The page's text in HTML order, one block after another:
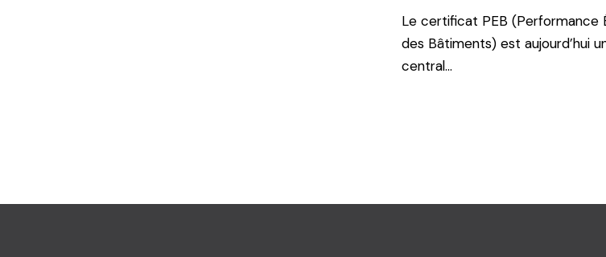
Le certificat PEB (Performance
des Bâtiments) est aujourd’hui
central…